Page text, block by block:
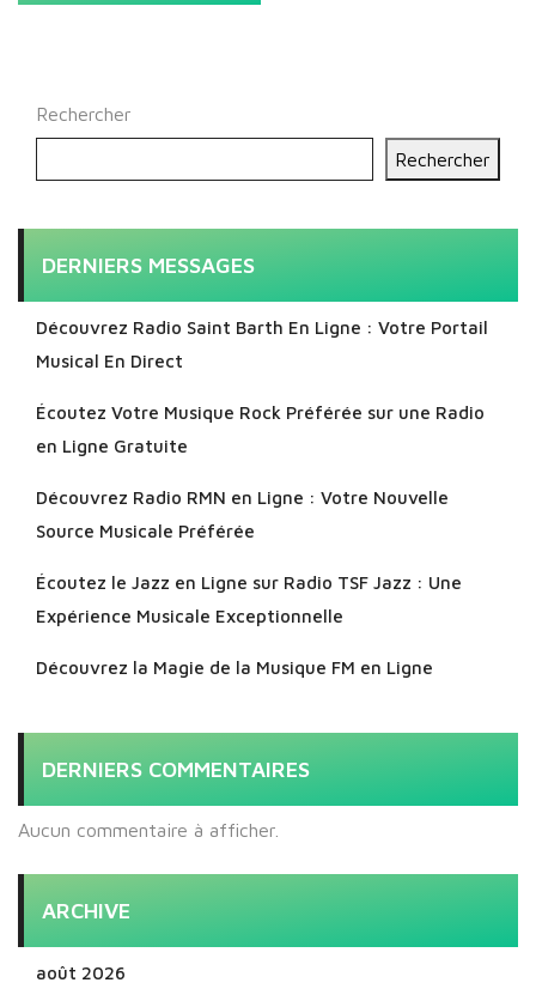
Rechercher
Rechercher
DERNIERS MESSAGES
Découvrez Radio Saint Barth En Ligne : Votre Portail
Musical En Direct
Écoutez Votre Musique Rock Préférée sur une Radio
en Ligne Gratuite
Découvrez Radio RMN en Ligne : Votre Nouvelle
Source Musicale Préférée
Écoutez le Jazz en Ligne sur Radio TSF Jazz : Une
Expérience Musicale Exceptionnelle
Découvrez la Magie de la Musique FM en Ligne
DERNIERS COMMENTAIRES
Aucun commentaire à afficher.
ARCHIVE
août 2026